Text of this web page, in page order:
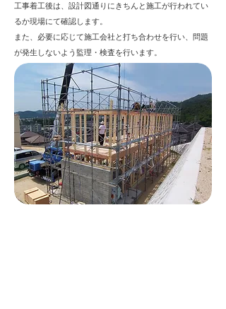
工事着工後は、設計図通りにきちんと施工が行われてい
るか現場にて確認します。
​また、必要に応じて施工会社と打ち合わせを行い、問題
が発生しないよう監理・検査を行います。